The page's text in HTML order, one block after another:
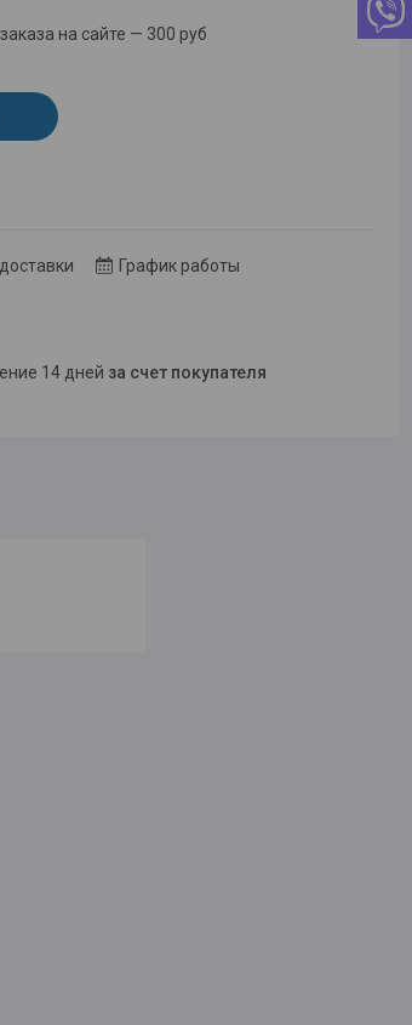
на сайте — 300 руб
График работы
14 дней за счет покупателя